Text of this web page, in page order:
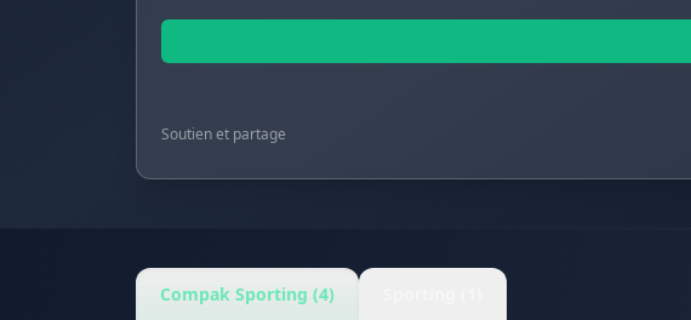
Soutien et partage
Compak Sporting (4)